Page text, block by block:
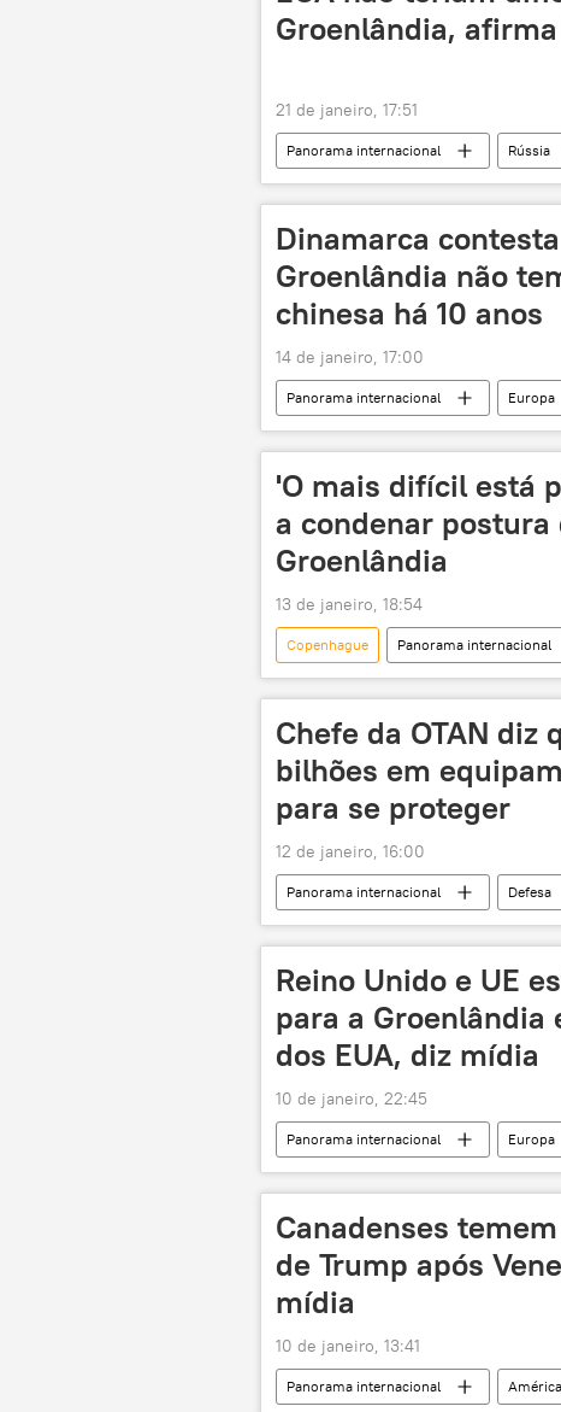
Groenlândia,
21 de janeiro, 17:51
Panorama internacional Rússia
Groenlândia
Estados Unidos
Dinamarca
Groenlândia não
chinesa há 10 anos
14 de janeiro, 17:00
Panorama internacional Europa
Groenlândia
Donald Trump
'O mais difícil está
a condenar postura
Groenlândia
13 de janeiro, 18:54
Copenhague Panorama internacional
Washington
Organização do
Chefe da OTAN diz
bilhões em
para se proteger
12 de janeiro, 16:00
Panorama internacional Defesa
Donald Trump
Groenlândia
Reino Unido e UE
para a Groenlândia
dos EUA, diz mídia
10 de janeiro, 22:45
Panorama internacional Europa
Groenlândia
Reino Unido
Canadenses
de Trump após
mídia
10 de janeiro, 13:41
Panorama internacional